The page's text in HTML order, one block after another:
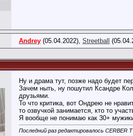
Andrey (05.04.2022), Streetball
Ну и драма тут, позже надо будет
Зачем ныть, ну пошутил Ксандре
друзьями.
То что критика, вот Ондрею не
то озвучкой занимается, кто то
Я вообще не понимаю как 30+
Последний раз редактировалось CERBER